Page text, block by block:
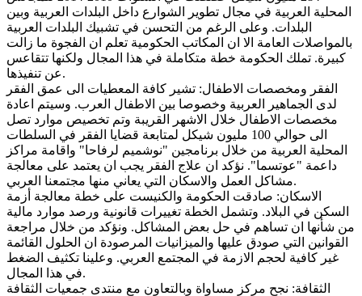
المحلية العربية في مجال تطوير الشوارع داخل البلدات العربية وبين
البلدات. وعلى الرغم من التحسن في تشبيك البلدات العربية
بالمواصلات العامة الا ان المكاتب الحكومية تعلم ان الفجوة ما زالت
كبيرة. تملك الحكومة خطة متكاملة في هذا المجال ولكنها تتقاعس
عن تنفيذها.
الفقر ومخصصات الاطفال: تشير كافة المعطيات الى عمق الفقر
لدى الجماهير العربية وخصوصا بين الاطفال العرب. وسيتم اعادة
مخصصات الاطفال خلال الاشهر القريبة وتم تخصيص موارد تصل
الى حوالي 100 مليون شيكل لمتابعة قضايا الفقر في السلطات
المحلية العربية من خلال برنامجين "نوشميم لرفاحا" واقامة مراكز
داعمة "عوتسما". نؤكد ان علاج الفقر يجب ان يعتمد على معالجة
مشاكل العمل والاسكان التي يعاني منها مجتمعنا العربي.
الاسكان: صادقت الحكومة والكنيست على خطة معالجة أزمة
السكن في البلاد. وتشمل الخطة تغييرات قانونية ورصد موارد مالية
من شأنها ان تساهم في حل بعض المشاكل. ونؤكد من خلال مراجعة
القوانين التي صودق عليها والميزانيات المرصودة ان الحلول القائمة
غير كافية لحجم الازمة في المجتمع العربي. وعلينا تكثيف الضغط
في هذا المجال.
الثقافة: نجح مركز مساواة وبالتعاون مع منتدى جمعيات الثقافة